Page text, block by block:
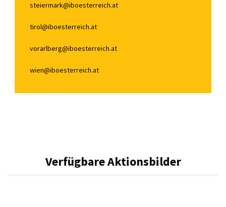
steiermark@iboesterreich.at
tirol@iboesterreich.at
vorarlberg@iboesterreich.at
wien@iboesterreich.at
Verfügbare Aktionsbilder